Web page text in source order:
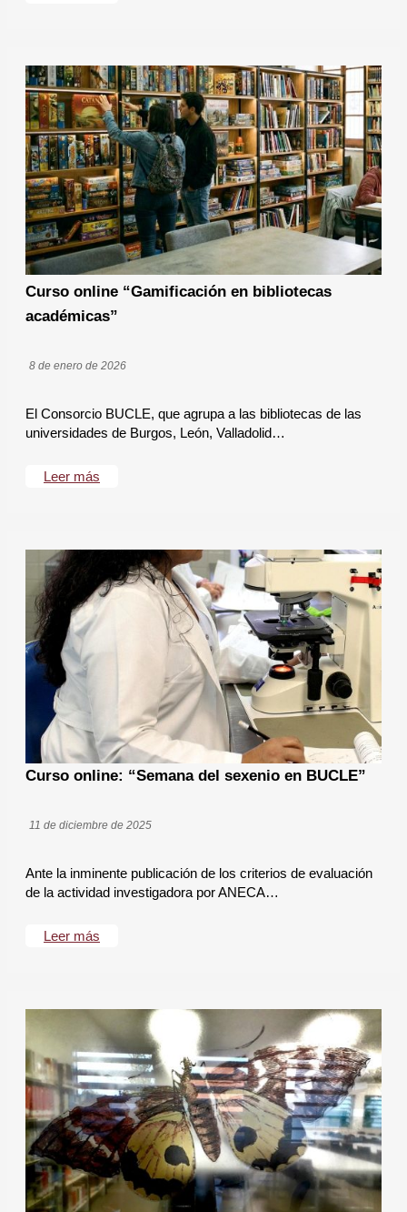
Curso online “Gamificación en bibliotecas
académicas”
8 de enero de 2026
El Consorcio BUCLE, que agrupa a las bibliotecas de las
universidades de Burgos, León, Valladolid…
Leer más
Curso online: “Semana del sexenio en BUCLE”
11 de diciembre de 2025
Ante la inminente publicación de los criterios de evaluación
de la actividad investigadora por ANECA…
Leer más